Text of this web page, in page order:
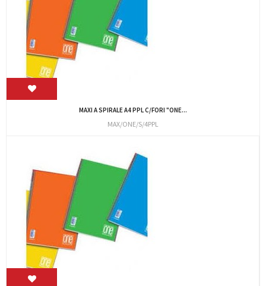
MAXI A SPIRALE A4 PPL C/FORI "ONE...
MAX/ONE/S/4PPL